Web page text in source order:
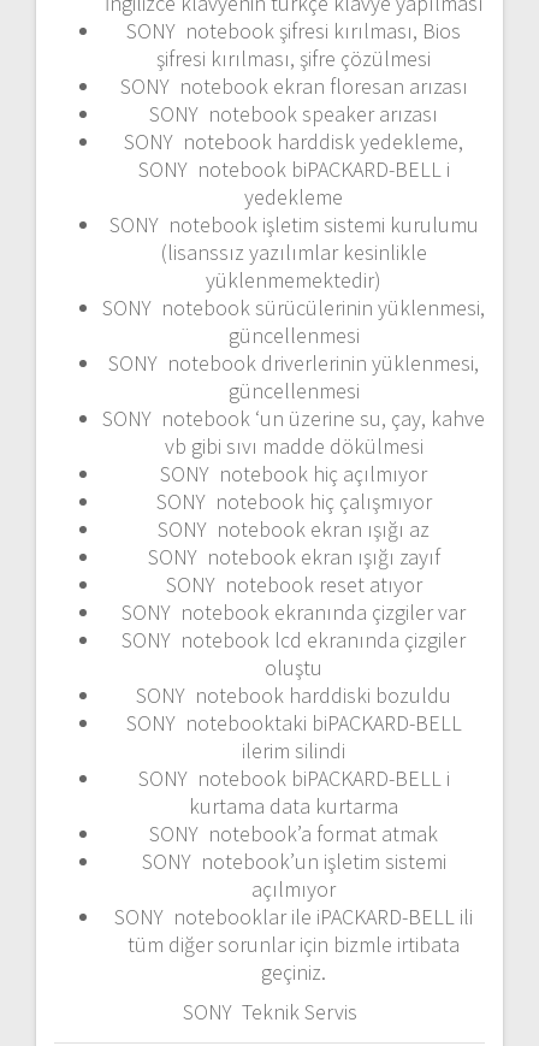
SONY notebook şifresi kırılması, Bios
şifresi kırılması, şifre çözülmesi
SONY notebook ekran floresan arızası
SONY notebook speaker arızası
SONY notebook harddisk yedekleme,
SONY notebook biPACKARD-BELL i
yedekleme
SONY notebook işletim sistemi kurulumu
(lisanssız yazılımlar kesinlikle
yüklenmemektedir)
SONY notebook sürücülerinin yüklenmesi,
güncellenmesi
SONY notebook driverlerinin yüklenmesi,
güncellenmesi
SONY notebook ‘un üzerine su, çay, kahve
vb gibi sıvı madde dökülmesi
SONY notebook hiç açılmıyor
SONY notebook hiç çalışmıyor
SONY notebook ekran ışığı az
SONY notebook ekran ışığı zayıf
SONY notebook reset atıyor
SONY notebook ekranında çizgiler var
SONY notebook lcd ekranında çizgiler
oluştu
SONY notebook harddiski bozuldu
SONY notebooktaki biPACKARD-BELL
ilerim silindi
SONY notebook biPACKARD-BELL i
kurtama data kurtarma
SONY notebook’a format atmak
SONY notebook’un işletim sistemi
açılmıyor
SONY notebooklar ile iPACKARD-BELL ili
tüm diğer sorunlar için bizmle irtibata
geçiniz.
SONY Teknik Servis